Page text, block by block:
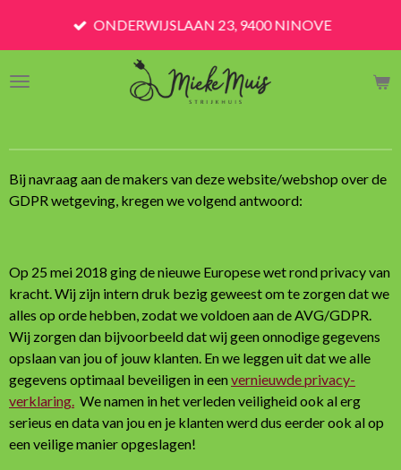
de
ONDERWIJSLAAN 23, 9400 NINOVE
Bij navraag aan de makers van deze website/webshop over de
GDPR wetgeving, kregen we volgend antwoord:
Op 25 mei 2018 ging de nieuwe Europese wet rond privacy van
kracht. Wij zijn intern druk bezig geweest om te zorgen dat we
alles op orde hebben, zodat we voldoen aan de AVG/GDPR.
Wij zorgen dan bijvoorbeeld dat wij geen onnodige gegevens
opslaan van jou of jouw klanten. En we leggen uit dat we alle
gegevens optimaal beveiligen in eenvernieuwde privacy-
verklaring. We namen in het verleden veiligheid ook al erg
serieus en data van jou en je klanten werd dus eerder ook al op
een veilige manier opgeslagen!